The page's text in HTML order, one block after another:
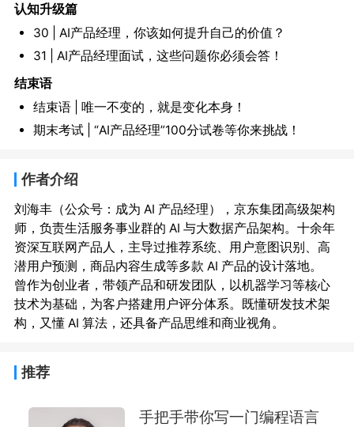
认知升级篇
30 | AI产品经理，你该如何提升自己的价值？
31 | AI产品经理面试，这些问题你必须会答！
结束语
结束语 | 唯一不变的，就是变化本身！
期末考试 | “AI产品经理”100分试卷等你来挑战！
作者介绍
刘海丰（公众号：成为 AI 产品经理），京东集团高级架构
师，负责生活服务事业群的 AI 与大数据产品架构。十余年
资深互联网产品人，主导过推荐系统、用户意图识别、高
潜用户预测，商品内容生成等多款 AI 产品的设计落地。
曾作为创业者，带领产品和研发团队，以机器学习等核心
技术为基础，为客户搭建用户评分体系。既懂研发技术架
推荐
手把手带你写一门编程语言